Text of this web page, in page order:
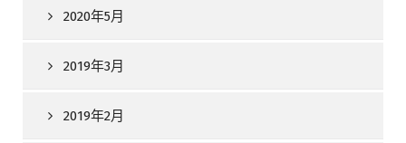
2020年5月
2019年3月
2019年2月